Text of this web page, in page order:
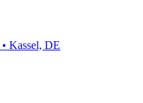
• Kassel, DE